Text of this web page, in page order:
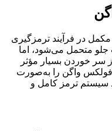
در فرآیند ترمزگیری
متحمل می‌شود، اما
سر خوردن بسیار مؤثر
واگن را به‌صورت
سیستم ترمز کامل و